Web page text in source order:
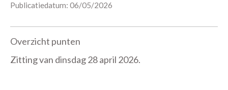
Publicatiedatum: 06/05/2026
Overzicht punten
Zitting van dinsdag 28 april 2026.